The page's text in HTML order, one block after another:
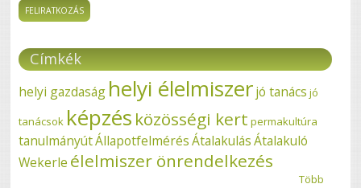
Címkék
helyi gazdaság helyi élelmiszerjó tanács jó
tanácsok képzés közösségi kert permakultúra
tanulmányútÁllapotfelmérés Átalakulás Átalakuló
Wekerle élelmiszer önrendelkezés
Több